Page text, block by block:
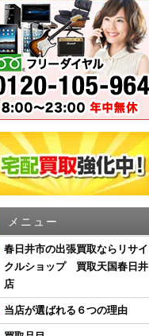
メニュー
春日井市の出張買取ならリサイ
クルショップ 買取天国春日井
店
当店が選ばれる６つの理由